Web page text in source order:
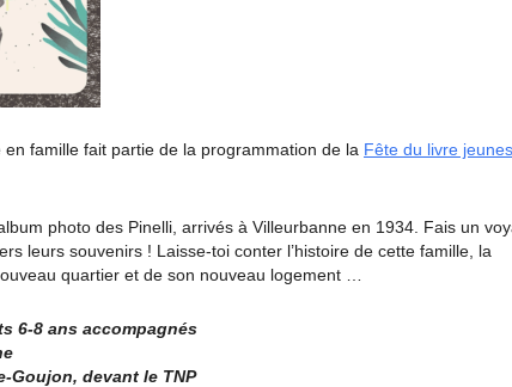
famille fait partie de la programmation de la Fête du livre
photo des Pinelli, arrivés à Villeurbanne en 1934. Fais un
leurs souvenirs ! Laisse-toi conter l’histoire de cette famille, la
quartier et de son nouveau logement …
6-8 ans accompagnés
Goujon, devant le TNP